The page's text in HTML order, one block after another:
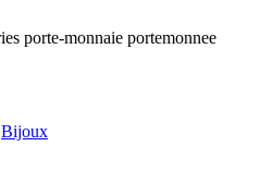
Bijoux